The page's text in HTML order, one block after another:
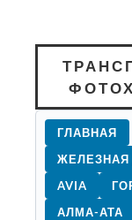
ГЛАВНАЯ
ЖЕЛЕЗНАЯ
AVIA
АЛМА-АТА